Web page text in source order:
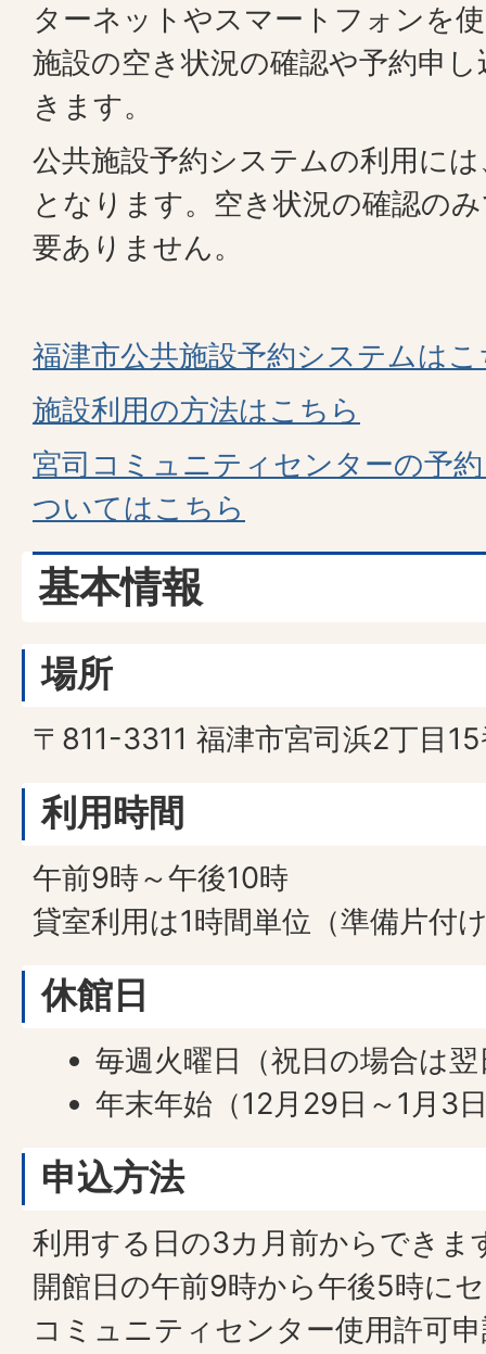
ターネットやスマートフォンを
施設の空き状況の確認や予約申
きます。
公共施設予約システムの利用に
となります。空き状況の確認の
要ありません。
福津市公共施設予約システムは
施設利用の方法はこちら
宮司コミュニティセンターの予
ついてはこちら
基本情報
場所
〒811-3311 福津市宮司浜2丁目
利用時間
午前9時～午後10時
貸室利用は1時間単位（準備片付
休館日
毎週火曜日（祝日の場合は翌
年末年始（12月29日～1月3
申込方法
利用する日の3カ月前からできま
開館日の午前9時から午後5時に
コミュニティセンター使用許可